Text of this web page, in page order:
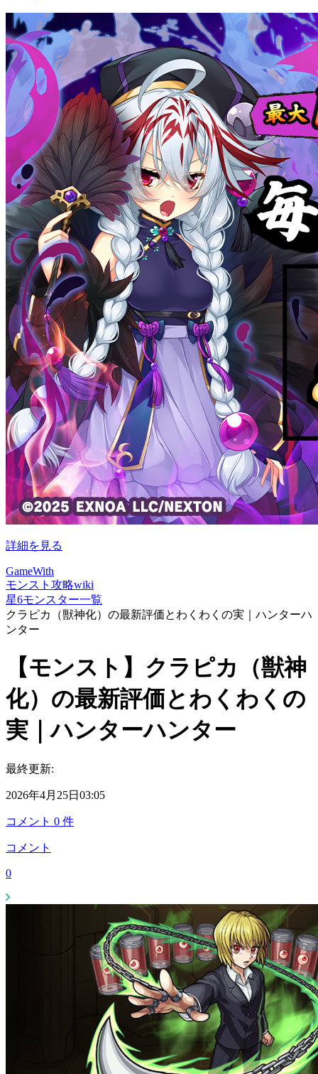
詳細を見る
GameWith
モンスト攻略wiki
星6モンスター一覧
クラピカ（獣神化）の最新評価とわくわくの実｜ハンターハ
ンター
【モンスト】クラピカ（獣神
化）の最新評価とわくわくの
実｜ハンターハンター
最終更新:
2026年4月25日03:05
コメント 0 件
コメント
0